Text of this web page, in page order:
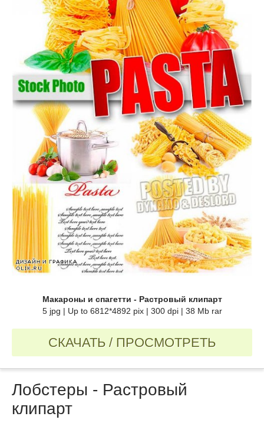
Макароны и спагетти - Растровый клипарт
5 jpg | Up to 6812*4892 pix | 300 dpi | 38 Mb rar
СКАЧАТЬ / ПРОСМОТРЕТЬ
Лобстеры - Растровый
клипарт